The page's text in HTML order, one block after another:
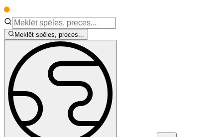
Meklēt spēles, preces...